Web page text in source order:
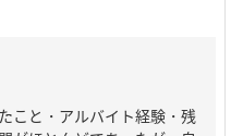
こと・アルバイト経験・残